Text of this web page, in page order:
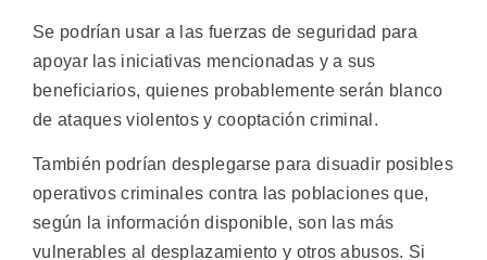
Se podrían usar a las fuerzas de seguridad para
apoyar las iniciativas mencionadas y a sus
beneficiarios, quienes probablemente serán blanco
de ataques violentos y cooptación criminal.
También podrían desplegarse para disuadir posibles
operativos criminales contra las poblaciones que,
según la información disponible, son las más
vulnerables al desplazamiento y otros abusos. Si